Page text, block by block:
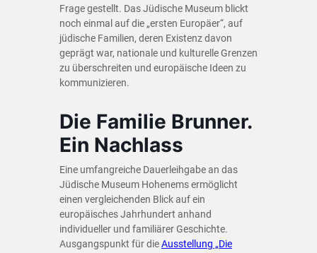
Frage gestellt. Das Jüdische Museum blickt
noch einmal auf die „ersten Europäer“, auf
jüdische Familien, deren Existenz davon
geprägt war, nationale und kulturelle Grenzen
zu überschreiten und europäische Ideen zu
kommunizieren.
Die Familie Brunner.
Ein Nachlass
Eine umfangreiche Dauerleihgabe an das
Jüdische Museum Hohenems ermöglicht
einen vergleichenden Blick auf ein
europäisches Jahrhundert anhand
individueller und familiärer Geschichte.
Ausgangspunkt für dieAusstellung „Die